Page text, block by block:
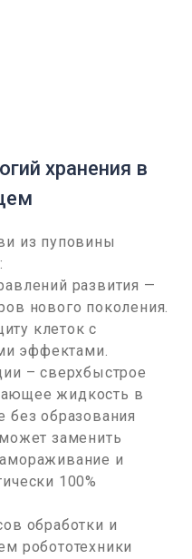
хранения в
из пуповины
развития —
нового поколения.
клеток с
эффектами.
– сверхбыстрое
жидкость в
без образования
заменить
и
100%
обработки и
робототехники